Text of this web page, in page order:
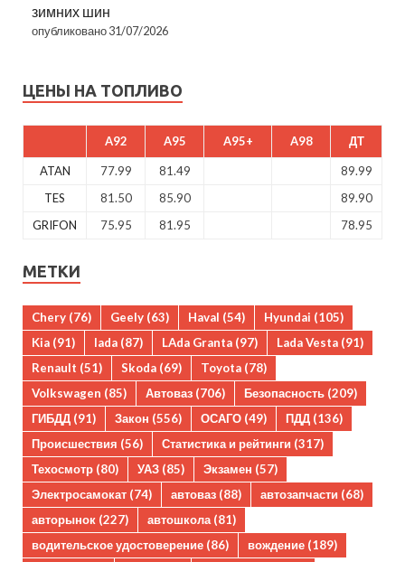
зимних шин
опубликовано 31/07/2026
ЦЕНЫ НА ТОПЛИВО
A92 A95 A95+ A98 ДТ
ATAN 77.99 81.49
89.99
TES
81.50 85.90
89.90
GRIFON
75.95 81.95 78.95
МЕТКИ
Chery (76) Geely (63) Haval (54) Hyundai (105)
Kia (91) lada (87) LAda Granta (97) Lada Vesta (91)
Renault (51) Skoda (69) Toyota (78)
Volkswagen (85) Автоваз (706) Безопасность (209)
ГИБДД (91) Закон (556) ОСАГО (49) ПДД (136)
Происшествия (56) Статистика и рейтинги (317)
Техосмотр (80) УАЗ (85) Экзамен (57)
Электросамокат (74) автоваз (88) автозапчасти (68)
авторынок (227) автошкола(81)
водительское удостоверение (86) вождение (189)